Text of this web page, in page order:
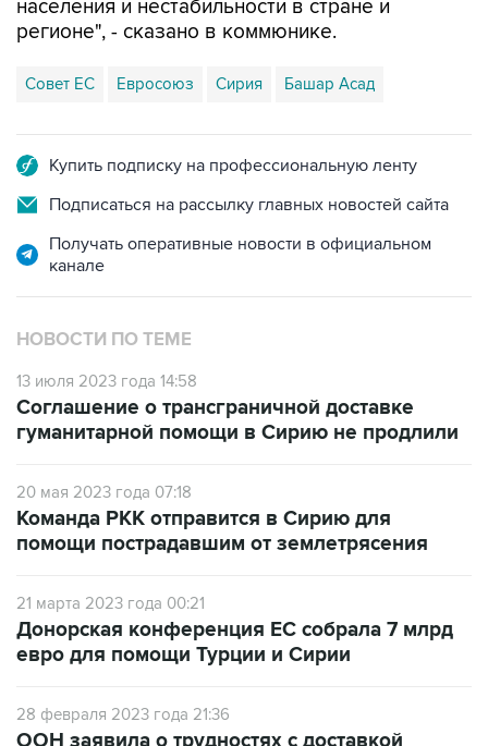
Совет ЕС Евросоюз Сирия Башар Асад
Подписаться на рассылку главных новостей сайта
Получать оперативные новости в официальном
НОВОСТИ ПО ТЕМЕ
13 июля 2023 года 14:58
гуманитарной помощи в Сирию не продлили
20 мая 2023 года 07:18
помощи пострадавшим от землетрясения
21 марта 2023 года 00:21
евро для помощи Турции и Сирии
28 февраля 2023 года 21:36
гумпомощи в Сирию из-за санкций